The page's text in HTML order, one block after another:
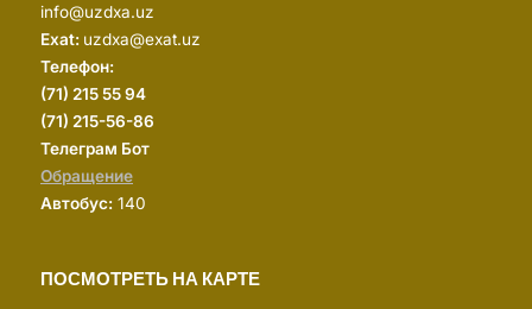
info@uzdxa.uz
Exat: uzdxa@exat.uz
Телефон:
(71) 215 55 94
(71) 215-56-86
Телеграм Бот
Обращение
Автобус: 140
ПОСМОТРЕТЬ НА КАРТЕ